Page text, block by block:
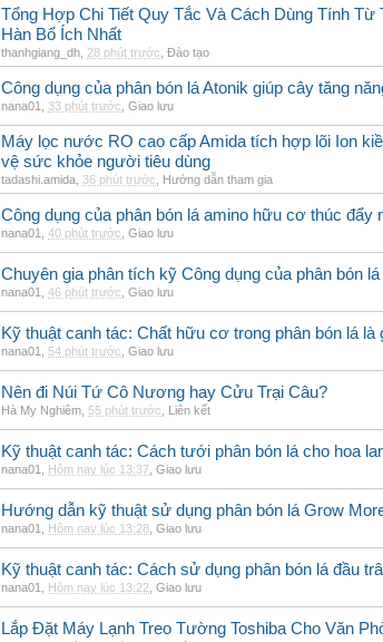
Tổng Hợp Chi Tiết Quy Tắc Và Cách Dùng Tính Từ
Hàn Bổ Ích Nhất
thanhgiang_dh 28 phút trước Đào tạo
Công dụng của phân bón lá Atonik giúp cây tăng
nana01 33 phút trước Giao lưu
Máy lọc nước RO cao cấp Amida tích hợp lõi Ion
vệ sức khỏe người tiêu dùng
tadashi.amida 36 phút trước Hướng dẫn tham gia
Công dụng của phân bón lá amino hữu cơ thúc đẩy
nana01 40 phút trước Giao lưu
Chuyên gia phân tích kỹ Công dụng của phân bón
nana01 46 phút trước Giao lưu
Kỹ thuật canh tác: Chất hữu cơ trong phân bón lá là
nana01 54 phút trước Giao lưu
Nên đi Núi Tứ Cô Nương hay Cửu Trại Câu?
Hà My Nghiêm 55 phút trước Liên kết
Kỹ thuật canh tác: Cách tưới phân bón lá cho hoa
nana01 Hôm nay lúc 13:37 Giao lưu
Hướng dẫn kỹ thuật sử dụng phân bón lá Grow
nana01 Hôm nay lúc 13:28 Giao lưu
Kỹ thuật canh tác: Cách sử dụng phân bón lá đầu
nana01 Hôm nay lúc 13:22 Giao lưu
Lắp Đặt Máy Lạnh Treo Tường Toshiba Cho Văn